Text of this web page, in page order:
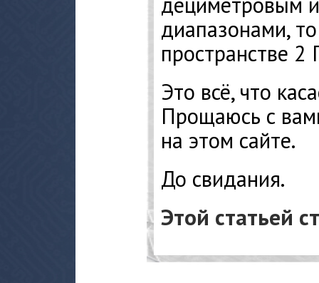
диапазонами,
пространстве 2
Это всё, что
Прощаюсь с
на этом сайте.
До свидания.
Этой статьей